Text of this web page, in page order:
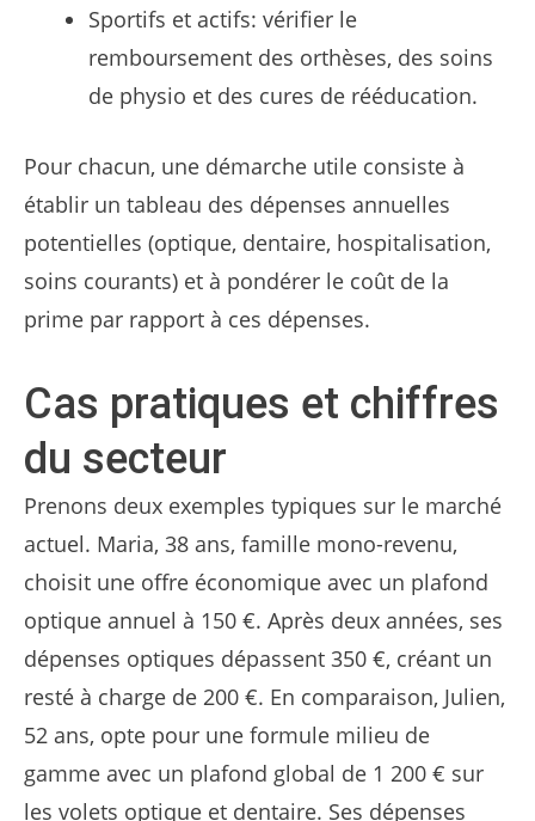
Sportifs et actifs: vérifier le
remboursement des orthèses, des soins
de physio et des cures de rééducation.
Pour chacun, une démarche utile consiste à
établir un tableau des dépenses annuelles
potentielles (optique, dentaire, hospitalisation,
soins courants) et à pondérer le coût de la
prime par rapport à ces dépenses.
Cas pratiques et chiffres
du secteur
Prenons deux exemples typiques sur le marché
actuel. Maria, 38 ans, famille mono-revenu,
choisit une offre économique avec un plafond
optique annuel à 150 €. Après deux années, ses
dépenses optiques dépassent 350 €, créant un
resté à charge de 200 €. En comparaison, Julien,
52 ans, opte pour une formule milieu de
gamme avec un plafond global de 1 200 € sur
les volets optique et dentaire. Ses dépenses